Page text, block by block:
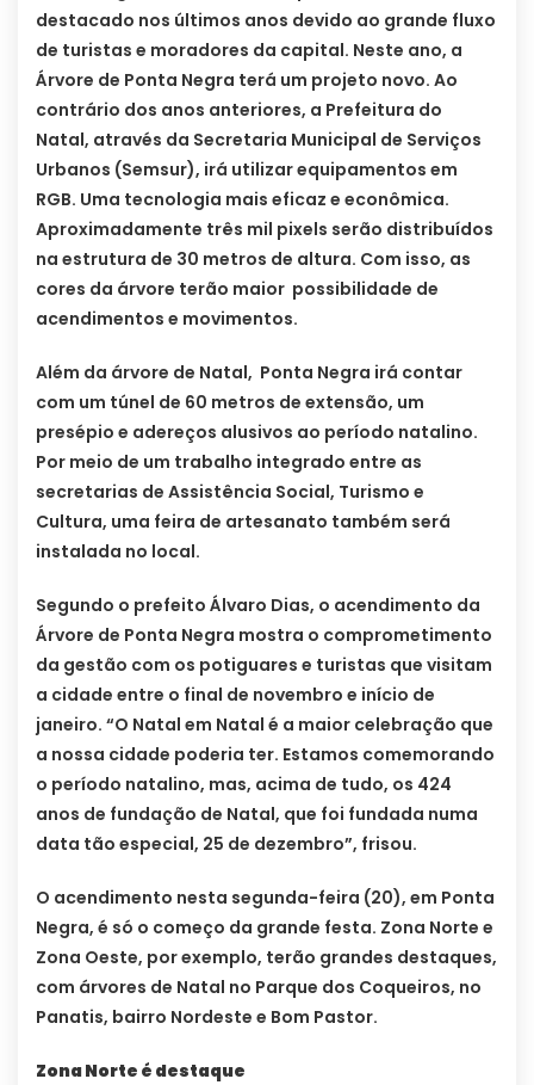
destacado nos últimos anos devido ao grande fluxo
de turistas e moradores da capital. Neste ano, a
Árvore de Ponta Negra terá um projeto novo. Ao
contrário dos anos anteriores, a Prefeitura do
Natal, através da Secretaria Municipal de Serviços
Urbanos (Semsur), irá utilizar equipamentos em
RGB. Uma tecnologia mais eficaz e econômica.
Aproximadamente três mil pixels serão distribuídos
na estrutura de 30 metros de altura. Com isso, as
cores da árvore terão maior possibilidade de
acendimentos e movimentos.
Além da árvore de Natal, Ponta Negra irá contar
com um túnel de 60 metros de extensão, um
presépio e adereços alusivos ao período natalino.
Por meio de um trabalho integrado entre as
secretarias de Assistência Social, Turismo e
Cultura, uma feira de artesanato também será
instalada no local.
Segundo o prefeito Álvaro Dias, o acendimento da
Árvore de Ponta Negra mostra o comprometimento
da gestão com os potiguares e turistas que visitam
a cidade entre o final de novembro e início de
janeiro. “O Natal em Natal é a maior celebração que
a nossa cidade poderia ter. Estamos comemorando
o período natalino, mas, acima de tudo, os 424
anos de fundação de Natal, que foi fundada numa
data tão especial, 25 de dezembro”, frisou.
O acendimento nesta segunda-feira (20), em Ponta
Negra, é só o começo da grande festa. Zona Norte e
Zona Oeste, por exemplo, terão grandes destaques,
com árvores de Natal no Parque dos Coqueiros, no
Panatis, bairro Nordeste e Bom Pastor.
Zona Norte é destaque